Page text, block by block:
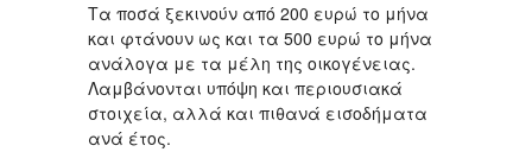
Τα ποσά ξεκινούν από 200 ευρώ το μήνα
και φτάνουν ως και τα 500 ευρώ το μήνα
ανάλογα με τα μέλη της οικογένειας.
Λαμβάνονται υπόψη και περιουσιακά
στοιχεία, αλλά και πιθανά εισοδήματα
ανά έτος.